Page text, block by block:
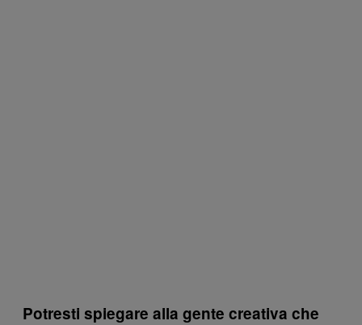
Potresti spiegare alla gente creativa che